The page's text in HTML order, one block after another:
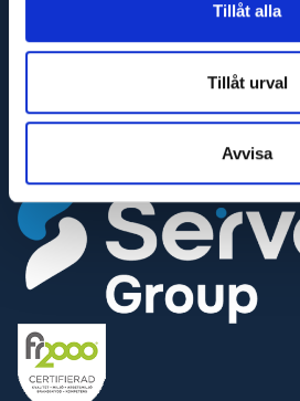
Tillåt alla
Tillåt urval
Avvisa
Helgfria vardagar 07:30-16:30